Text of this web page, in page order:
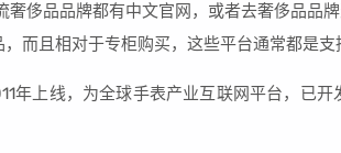
侈品品牌都有中文官网，或者去奢侈品品
而且相对于专柜购买，这些平台通常都是支
年上线，为全球手表产业互联网平台，已开